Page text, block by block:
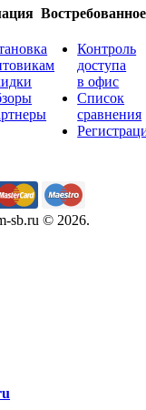
Востребованное
Контроль
доступа
в офис
Список
сравнения
sb.ru © 2026.